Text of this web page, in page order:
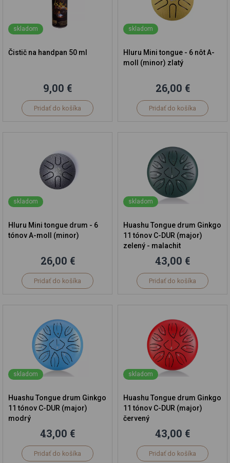
skladom
Čistič na handpan 50 ml
9,00 €
Pridať do košíka
skladom
Hluru Mini tongue - 6 nôt A-
moll (minor) zlatý
26,00 €
Pridať do košíka
skladom
Hluru Mini tongue drum - 6
tónov A-moll (minor)
26,00 €
Pridať do košíka
skladom
Huashu Tongue drum Ginkgo
11 tónov C-DUR (major)
zelený - malachit
43,00 €
Pridať do košíka
skladom
Huashu Tongue drum Ginkgo
11 tónov C-DUR (major)
modrý
43,00 €
Pridať do košíka
skladom
Huashu Tongue drum Ginkgo
11 tónov C-DUR (major)
červený
43,00 €
Pridať do košíka